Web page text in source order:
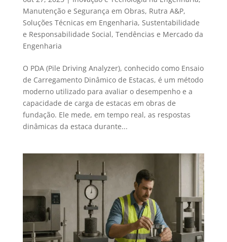
Manutenção e Segurança em Obras, Rutra A&P,
Soluções Técnicas em Engenharia, Sustentabilidade
e Responsabilidade Social, Tendências e Mercado da
Engenharia
O PDA (Pile Driving Analyzer), conhecido como Ensaio
de Carregamento Dinâmico de Estacas, é um método
moderno utilizado para avaliar o desempenho e a
capacidade de carga de estacas em obras de
fundação. Ele mede, em tempo real, as respostas
dinâmicas da estaca durante...